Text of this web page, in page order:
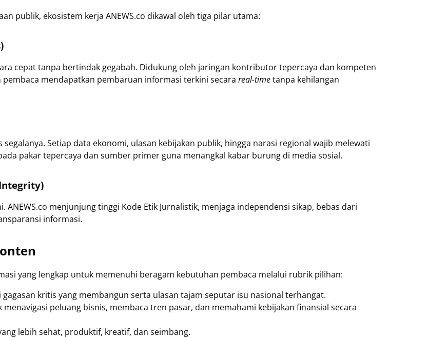
publik, ekosistem kerja ANEWS.co dikawal oleh tiga pilar utama:
cepat tanpa bertindak gegabah. Didukung oleh jaringan kontributor tepercaya dan kompeten
pembaca mendapatkan pembaruan informasi terkini secara real-timetanpa kehilangan
Setiap data ekonomi, ulasan kebijakan publik, hingga narasi regional wajib melewati
pakar tepercaya dan sumber primer guna menangkal kabar burung di media sosial.
ANEWS.co menjunjung tinggi Kode Etik Jurnalistik, menjaga independensi sikap, bebas dari
informasi.
yang lengkap untuk memenuhi beragam kebutuhan pembaca melalui rubrik pilihan:
gagasan kritis yang membangun serta ulasan tajam seputar isu nasional terhangat.
peluang bisnis, membaca tren pasar, dan memahami kebijakan finansial secara
lebih sehat, produktif, kreatif, dan seimbang.